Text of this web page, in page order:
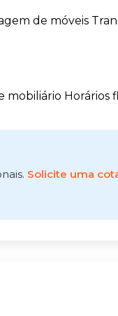
de móveis
mobiliário Horários
Solicite uma